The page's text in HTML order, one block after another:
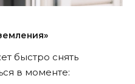
быстро снять
в моменте: